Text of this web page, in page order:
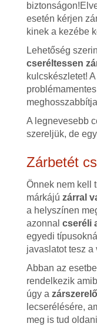
esetén kérjen
kinek a kezébe
Lehetőség
cseréltessen
kulcskészletet! A
A legnevesebb
szereljük, de
Zárbetét
Önnek nem kell
márkájú zárral
a helyszínen
azonnal cseréli
egyedi
javaslatot tesz a
Abban az
rendelkezik
úgy a
lecserélésére,
meg is tud